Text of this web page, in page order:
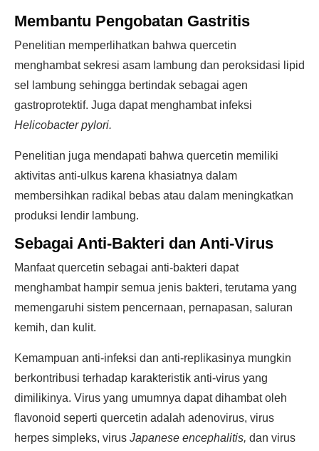
Membantu Pengobatan Gastritis
Penelitian memperlihatkan bahwa quercetin
menghambat sekresi asam lambung dan peroksidasi lipid
sel lambung sehingga bertindak sebagai agen
gastroprotektif. Juga dapat menghambat infeksi
Helicobacter pylori.
Penelitian juga mendapati bahwa quercetin memiliki
aktivitas anti-ulkus karena khasiatnya dalam
membersihkan radikal bebas atau dalam meningkatkan
produksi lendir lambung.
Sebagai Anti-Bakteri dan Anti-Virus
Manfaat quercetin sebagai anti-bakteri dapat
menghambat hampir semua jenis bakteri, terutama yang
memengaruhi sistem pencernaan, pernapasan, saluran
kemih, dan kulit.
Kemampuan anti-infeksi dan anti-replikasinya mungkin
berkontribusi terhadap karakteristik anti-virus yang
dimilikinya. Virus yang umumnya dapat dihambat oleh
flavonoid seperti quercetin adalah adenovirus, virus
herpes simpleks, virus Japanese encephalitis, dan virus